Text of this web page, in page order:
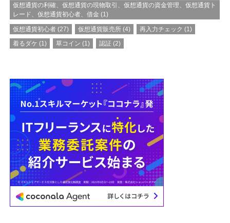
仮想通貨の利確、仮想通貨の現物取引、仮想通貨の資金管理、仮想通貨ト
レード、仮想通貨初心者、借金 (1)
仮想通貨初心者(27) 仮想通貨販売所(4) 再入力チェック (1)
着るダケ (1) 草コイン (1) 認証 (2)